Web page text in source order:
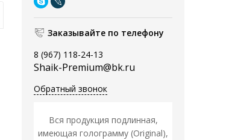
Заказывайте по телефону
8 (967) 118-24-13
Shaik-Premium@bk.ru
Обратный звонок
Вся продукция подлинная,
имеющая голограмму (Original),